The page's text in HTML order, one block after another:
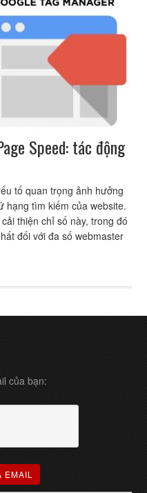
Speed: tác động
tố quan trọng ảnh hưởng
hạng tìm kiếm của website.
thiện chỉ số này, trong đó
đối với đa số webmaster
của bạn: